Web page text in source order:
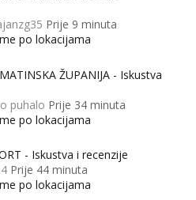
Prije 9 minuta
po lokacijama
ŽUPANIJA - Iskustva
puhalo Prije 34 minuta
po lokacijama
- Iskustva i recenzije
Prije 44 minuta
po lokacijama